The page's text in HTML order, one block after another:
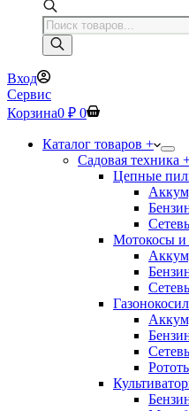
Поиск
товаров
Вход
Сервис
Корзина0 ₽ 0
Каталог товаров +
Садовая техника
Цепные
Мотокосы